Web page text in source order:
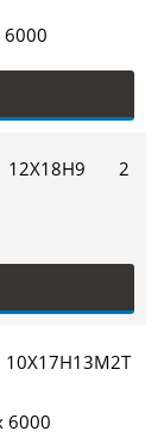
6000
12Х18Н9 2
10Х17Н13М2Т
6000